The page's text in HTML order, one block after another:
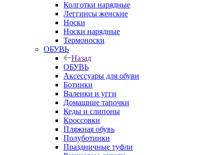
Колготки нарядные
Леггинсы женские
Носки
Носки нарядные
Термоноски
ОБУВЬ
Назад
ОБУВЬ
Аксессуары для обуви
Ботинки
Валенки и угги
Домашние тапочки
Кеды и слипоны
Кроссовки
Пляжная обувь
Полуботинки
Праздничные туфли